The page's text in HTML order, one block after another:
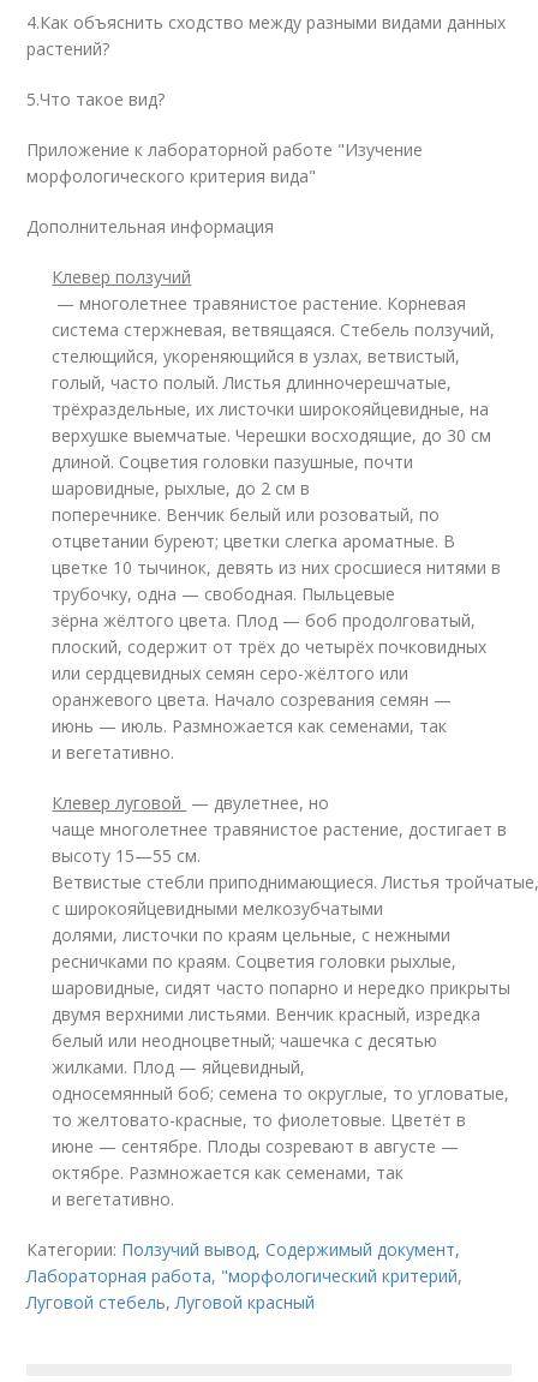
4.Как объяснить сходство между разными видами данных
растений?
5.Что такое вид?
Приложение к лабораторной работе "Изучение
морфологического критерия вида"
Дополнительная информация
Клевер ползучий
— многолетнее травянистое растение. Корневая
система стержневая, ветвящаяся. Стебель ползучий,
стелющийся, укореняющийся в узлах, ветвистый,
голый, часто полый. Листья длинночерешчатые,
трёхраздельные, их листочки широкояйцевидные, на
верхушке выемчатые. Черешки восходящие, до 30 см
длиной. Соцветия головки пазушные, почти
шаровидные, рыхлые, до 2 см в
поперечнике. Венчик белый или розоватый, по
отцветании буреют; цветки слегка ароматные. В
цветке 10 тычинок, девять из них сросшиеся нитями в
трубочку, одна — свободная. Пыльцевые
зёрна жёлтого цвета. Плод — боб продолговатый,
плоский, содержит от трёх до четырёх почковидных
или сердцевидных семян серо-жёлтого или
оранжевого цвета. Начало созревания семян —
июнь — июль. Размножается как семенами, так
и вегетативно.
Клевер луговой — двулетнее, но
чаще многолетнее травянистое растение, достигает в
высоту 15—55 см.
Ветвистые стебли приподнимающиеся. Листья
с широкояйцевидными мелкозубчатыми
долями, листочки по краям цельные, с нежными
ресничками по краям. Соцветия головки рыхлые,
шаровидные, сидят часто попарно и нередко прикрыты
двумя верхними листьями. Венчик красный, изредка
белый или неодноцветный; чашечка с десятью
жилками. Плод — яйцевидный,
односемянный боб; семена то округлые, то угловатые,
то желтовато-красные, то фиолетовые. Цветёт в
июне — сентябре. Плоды созревают в августе —
октябре. Размножается как семенами, так
и вегетативно.
Категории: Ползучий вывод,Содержимый документ,
Лабораторная работа, "морфологический критерий,
Луговой стебель,Луговой красный